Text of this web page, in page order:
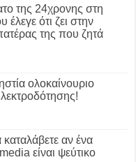
της 24χρονης στη
ότι ζει στην
της που ζητά
ολοκαίνουριο
αν ένα
είναι ψεύτικο